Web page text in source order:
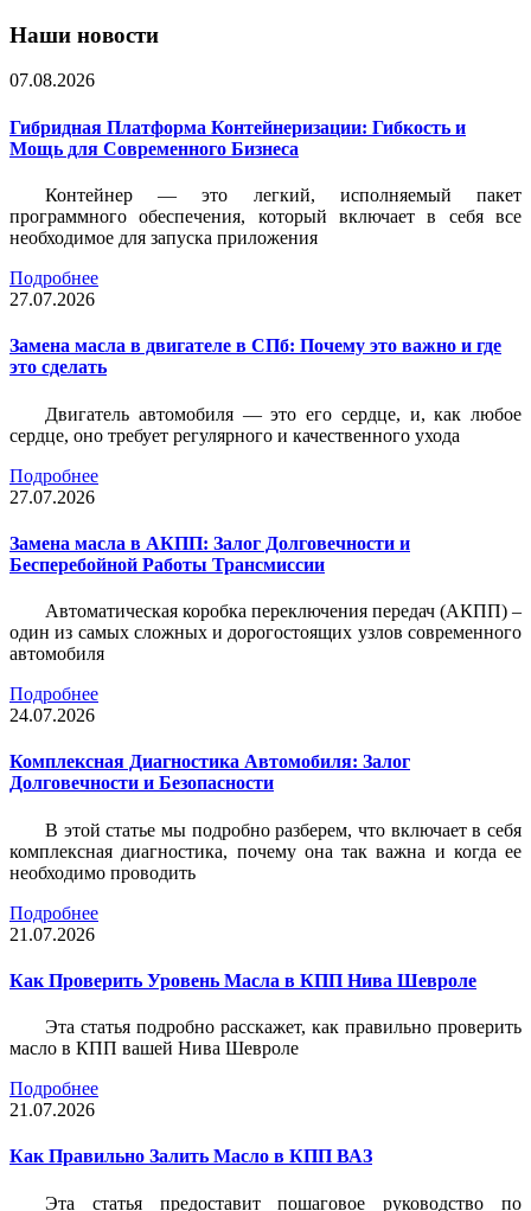
Наши новости
07.08.2026
Гибридная Платформа Контейнеризации: Гибкость и
Мощь для Современного Бизнеса
Контейнер — это легкий, исполняемый пакет
программного обеспечения, который включает в себя все
необходимое для запуска приложения
Подробнее
27.07.2026
Замена масла в двигателе в СПб: Почему это важно и где
это сделать
Двигатель автомобиля — это его сердце, и, как любое
сердце, оно требует регулярного и качественного ухода
Подробнее
27.07.2026
Замена масла в АКПП: Залог Долговечности и
Бесперебойной Работы Трансмиссии
Автоматическая коробка переключения передач (АКПП) –
один из самых сложных и дорогостоящих узлов современного
автомобиля
Подробнее
24.07.2026
Комплексная Диагностика Автомобиля: Залог
Долговечности и Безопасности
В этой статье мы подробно разберем, что включает в себя
комплексная диагностика, почему она так важна и когда ее
необходимо проводить
Подробнее
21.07.2026
Как Проверить Уровень Масла в КПП Нива Шевроле
Эта статья подробно расскажет, как правильно проверить
масло в КПП вашей Нива Шевроле
Подробнее
21.07.2026
Как Правильно Залить Масло в КПП ВАЗ
Эта статья предоставит пошаговое руководство по